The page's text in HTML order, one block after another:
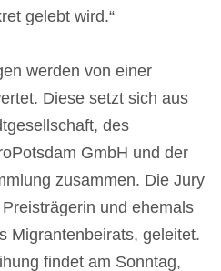
gelebt wird.“
werden von einer
Diese setzt sich aus
des
GmbH und der
zusammen. Die Jury
und ehemals
Migrantenbeirats, geleitet.
findet am Sonntag,